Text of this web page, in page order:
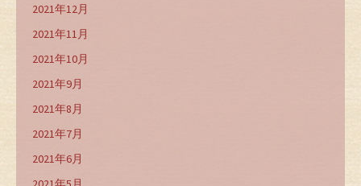
2021年12月
2021年11月
2021年10月
2021年9月
2021年8月
2021年7月
2021年6月